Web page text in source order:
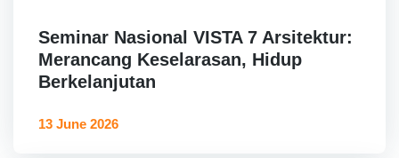
Seminar Nasional VISTA 7 Arsitektur:
Merancang Keselarasan, Hidup
Berkelanjutan
13 June 2026